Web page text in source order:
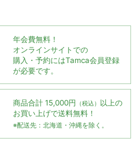
年会費無料！
オンラインサイトでの
購入・予約にはTamca会員登録
が必要です。
商品合計 15,000円 （税込） 以上の
お買い上げで送料無料！
※配送先：北海道・沖縄を除く。